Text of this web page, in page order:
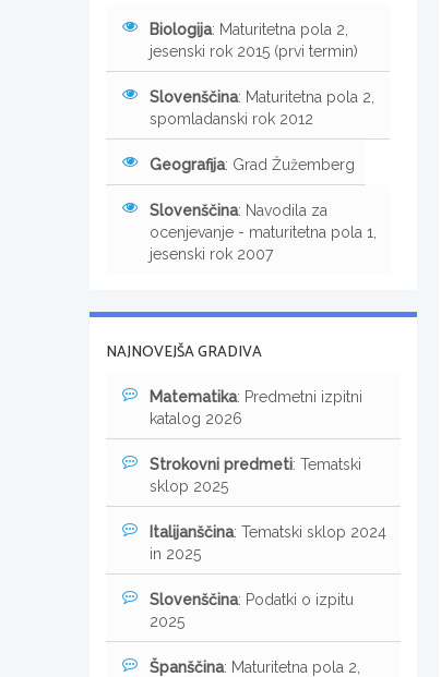
Biologija: Maturitetna pola 2,
jesenski rok 2015 (prvi termin)
Slovenščina: Maturitetna pola 2,
spomladanski rok 2012
Geografija: Grad Žužemberg
Slovenščina: Navodila za
ocenjevanje - maturitetna pola 1,
jesenski rok 2007
NAJNOVEJŠA GRADIVA
Matematika: Predmetni izpitni
katalog 2026
Strokovni predmeti: Tematski
sklop 2025
Italijanščina: Tematski sklop 2024
in 2025
Slovenščina: Podatki o izpitu
2025
Španščina: Maturitetna pola 2,